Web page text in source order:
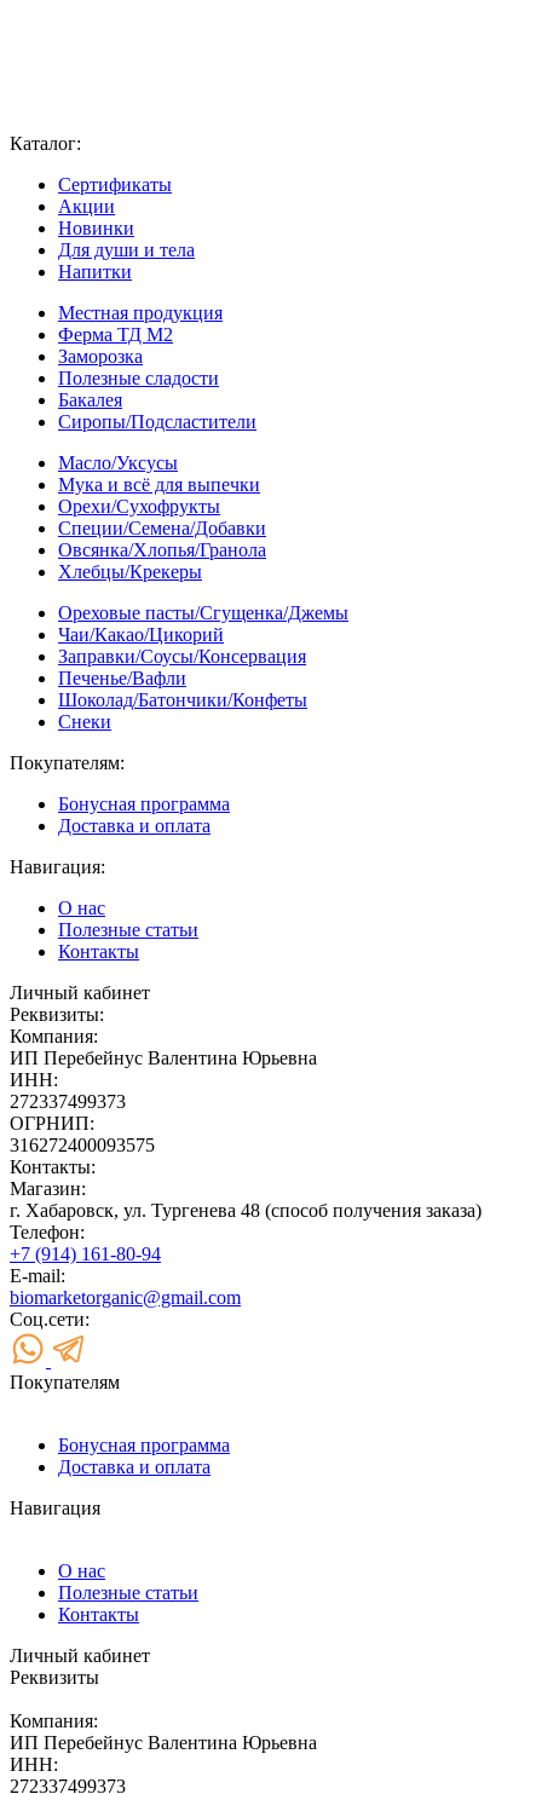
Каталог:
Сертификаты
Акции
Новинки
Для души и тела
Напитки
Местная продукция
Ферма ТД М2
Заморозка
Полезные сладости
Бакалея
Сиропы/Подсластители
Масло/Уксусы
Мука и всё для выпечки
Орехи/Сухофрукты
Специи/Семена/Добавки
Овсянка/Хлопья/Гранола
Хлебцы/Крекеры
Ореховые пасты/Сгущенка/Джемы
Чаи/Какао/Цикорий
Заправки/Соусы/Консервация
Печенье/Вафли
Шоколад/Батончики/Конфеты
Снеки
Покупателям:
Бонусная программа
Доставка и оплата
Навигация:
О нас
Полезные статьи
Контакты
Личный кабинет
Реквизиты:
Компания:
ИП Перебейнус Валентина Юрьевна
ИНН:
272337499373
ОГРНИП:
316272400093575
Контакты:
Магазин:
г. Хабаровск, ул. Тургенева 48 (способ получения заказа)
Телефон:
+7 (914) 161-80-94
E-mail:
biomarketorganic@gmail.com
Соц.сети:
Покупателям
Бонусная программа
Доставка и оплата
Навигация
О нас
Полезные статьи
Контакты
Личный кабинет
Реквизиты
Компания:
ИП Перебейнус Валентина Юрьевна
ИНН:
272337499373